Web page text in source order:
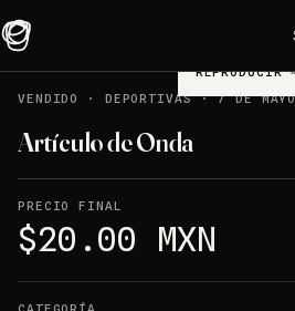
REPRODUCIR
VENDIDO
· DEPORTIVAS·7 DE
Artículo de Onda
PRECIO FINAL
$20.00 MXN